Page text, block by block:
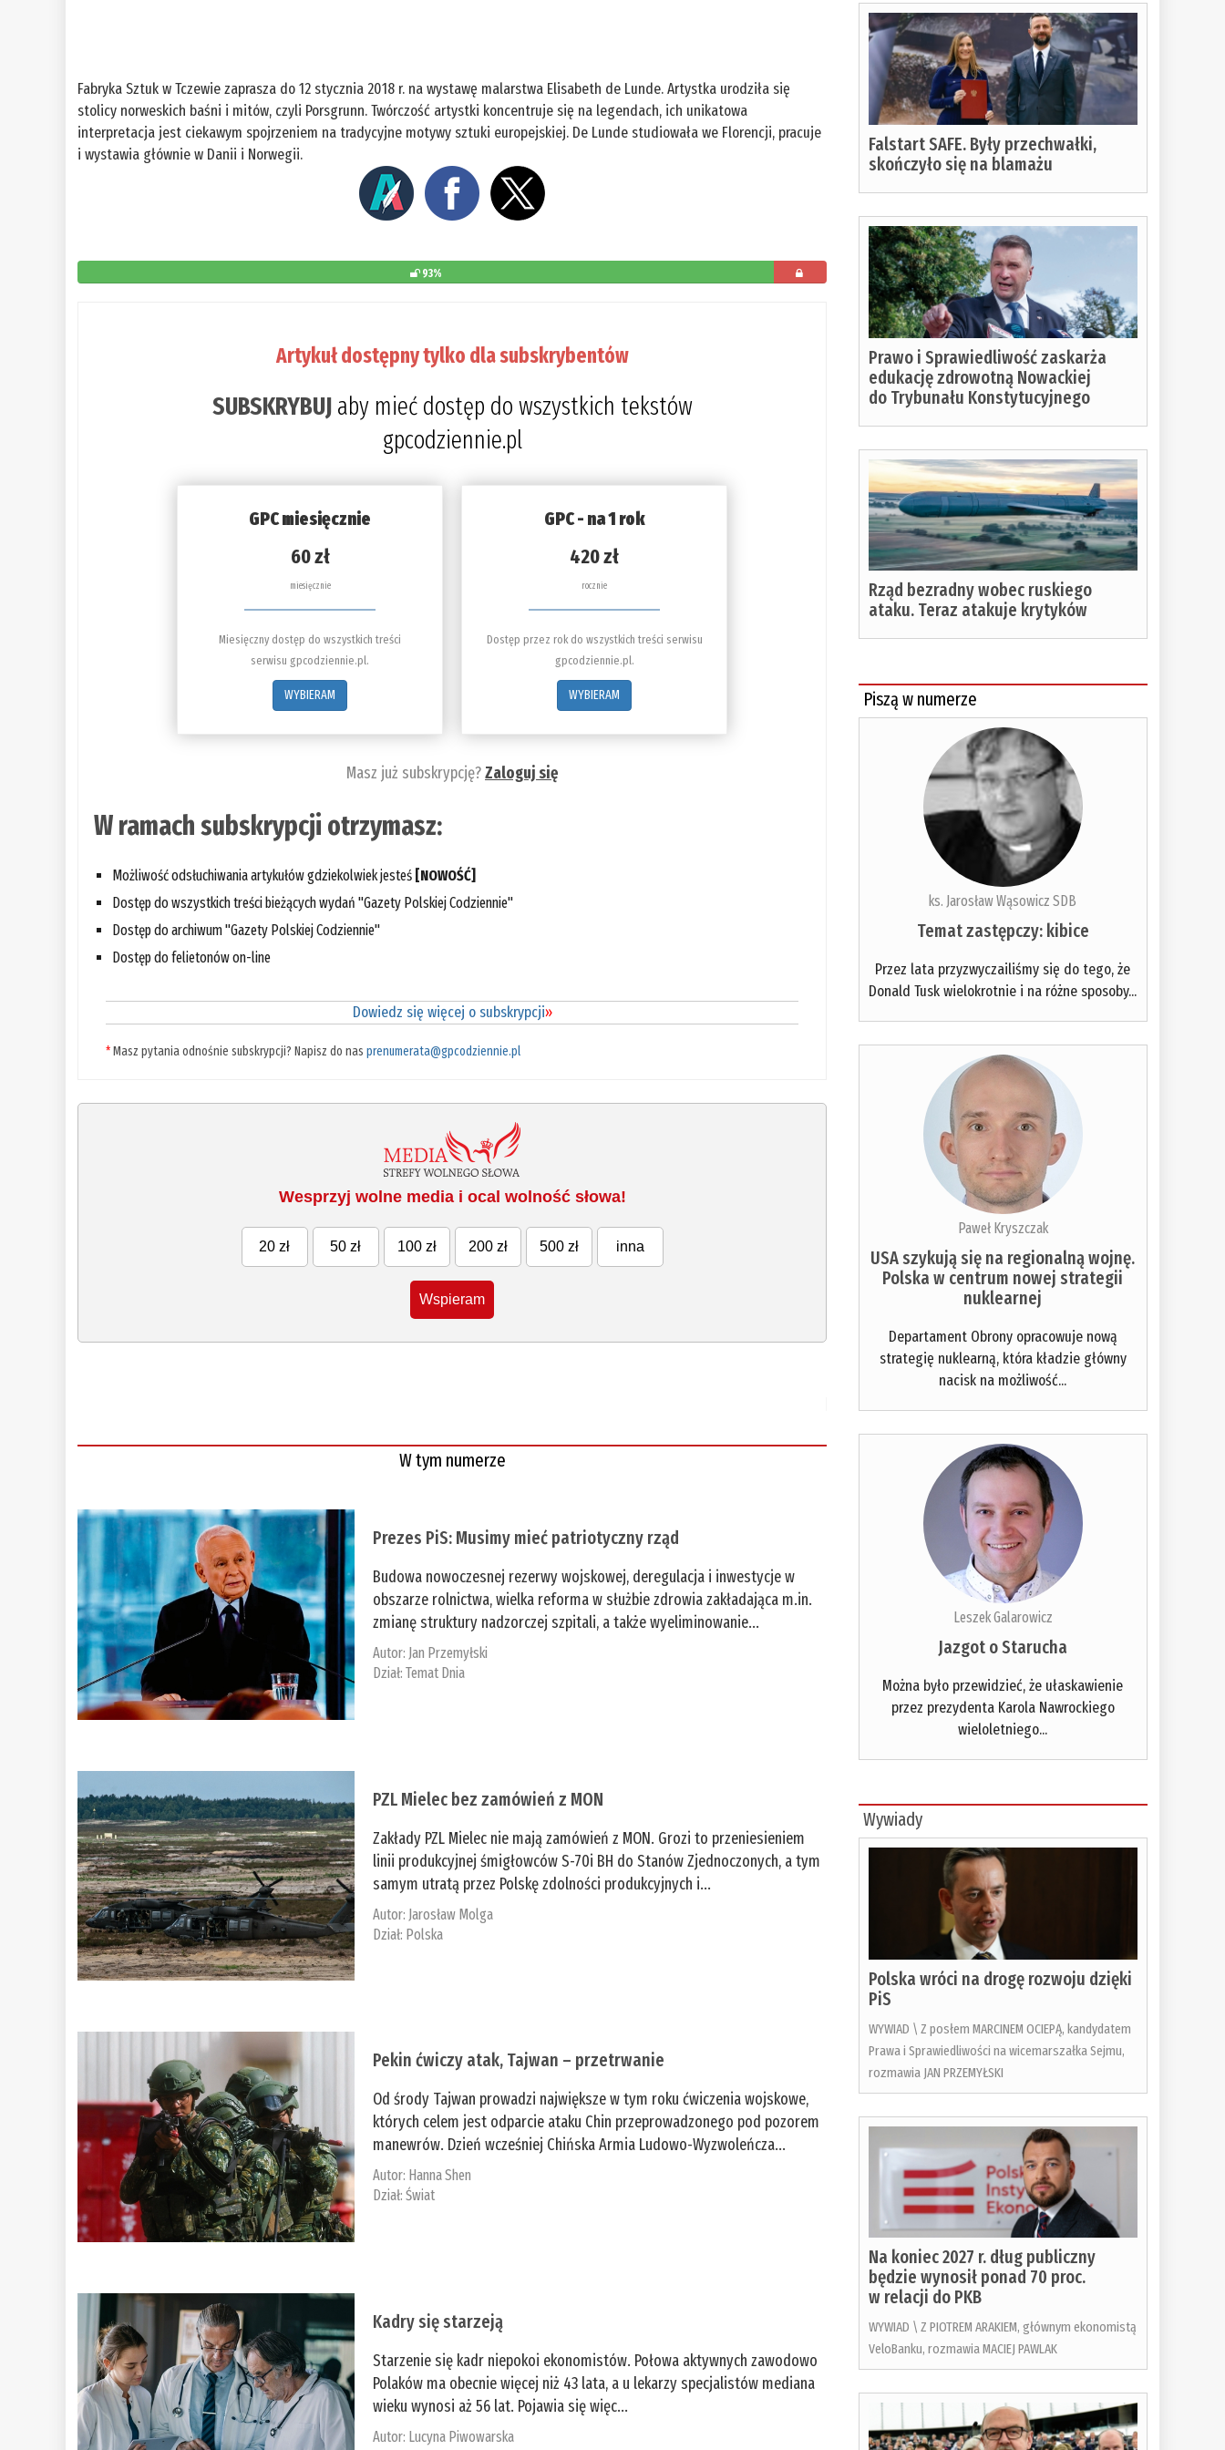
Fabryka Sztuk w Tczewie zaprasza do 12 stycznia 2018 r. na wystawę malarstwa Elisabeth de Lunde. Artystka urodziła się
stolicy norweskich baśni i mitów, czyli Porsgrunn. Twórczość artystki koncentruje się na legendach, ich unikatowa
interpretacja jest ciekawym spojrzeniem na tradycyjne motywy sztuki europejskiej. De Lunde studiowała we Florencji, pracuje
i wystawia głównie w Danii i Norwegii.
93%
Artykuł dostępny tylko dla subskrybentów
SUBSKRYBUJaby mieć dostęp do wszystkich tekstów
gpcodziennie.pl
GPC miesięcznie
60 zł
miesięcznie
Miesięczny dostęp do wszystkich treści
serwisu gpcodziennie.pl.
WYBIERAM
GPC - na 1 rok
420 zł
rocznie
Dostęp przez rok do wszystkich treści serwisu
gpcodziennie.pl.
WYBIERAM
Masz już subskrypcję?Zaloguj się
W ramach subskrypcji otrzymasz:
Możliwość odsłuchiwania artykułów gdziekolwiek jesteś [NOWOŚĆ]
Dostęp do wszystkich treści bieżących wydań "Gazety Polskiej Codziennie"
Dostęp do archiwum "Gazety Polskiej Codziennie"
Dostęp do felietonów on-line
Dowiedz się więcej o subskrypcji»
*Masz pytania odnośnie subskrypcji? Napisz do nasprenumerata@gpcodziennie.pl
Wesprzyj wolne media i ocal wolność słowa!
20 zł 50 zł 100 zł 200 zł 500 zł inna
Wspieram
W tym numerze
Prezes PiS: Musimy mieć patriotyczny rząd
Budowa nowoczesnej rezerwy wojskowej, deregulacja i inwestycje w
obszarze rolnictwa, wielka reforma w służbie zdrowia zakładająca m.in.
zmianę struktury nadzorczej szpitali, a także wyeliminowanie...
Autor: Jan Przemyłski
Dział:Temat Dnia
PZL Mielec bez zamówień z MON
Zakłady PZL Mielec nie mają zamówień z MON. Grozi to przeniesieniem
linii produkcyjnej śmigłowców S-70i BH do Stanów Zjednoczonych, a tym
samym utratą przez Polskę zdolności produkcyjnych i...
Autor: Jarosław Molga
Dział: Polska
Pekin ćwiczy atak, Tajwan – przetrwanie
Od środy Tajwan prowadzi największe w tym roku ćwiczenia wojskowe,
których celem jest odparcie ataku Chin przeprowadzonego pod pozorem
manewrów. Dzień wcześniej Chińska Armia Ludowo-Wyzwoleńcza...
Autor: ­Hanna Shen
Dział:Świat
Kadry się starzeją
Starzenie się kadr niepokoi ekonomistów. Połowa aktywnych zawodowo
Polaków ma obecnie więcej niż 43 lata, a u lekarzy specjalistów mediana
wieku wynosi aż 56 lat. Pojawia się więc...
Autor: Lucyna Piwowarska
Falstart SAFE. Były przechwałki,
skończyło się na blamażu
Prawo i Sprawiedliwość zaskarża
edukację zdrowotną Nowackiej
do Trybunału Konstytucyjnego
Rząd bezradny wobec ruskiego
ataku. Teraz atakuje krytyków
Piszą w numerze
ks. Jarosław Wąsowicz SDB
Temat zastępczy: kibice
Przez lata przyzwyczailiśmy się do tego, że
Donald Tusk wielokrotnie i na różne sposoby...
Paweł Kryszczak
USA szykują się na regionalną wojnę.
Polska w centrum nowej strategii
nuklearnej
Departament Obrony opracowuje nową
strategię nuklearną, która kładzie główny
nacisk na możliwość...
Leszek Galarowicz
Jazgot o Starucha
Można było przewidzieć, że ułaskawienie
przez prezydenta Karola Nawrockiego
wieloletniego...
Wywiady
Polska wróci na drogę rozwoju dzięki
PiS
WYWIAD \ Z posłem MARCINEM OCIEPĄ, kandydatem
Prawa i Sprawiedliwości na wicemarszałka Sejmu,
rozmawia JAN PRZEMYŁSKI
Na koniec 2027 r. dług publiczny
będzie wynosił ponad 70 proc.
w relacji do PKB
WYWIAD \ Z PIOTREM ARAKIEM, głównym ekonomistą
VeloBanku, rozmawia MACIEJ PAWLAK